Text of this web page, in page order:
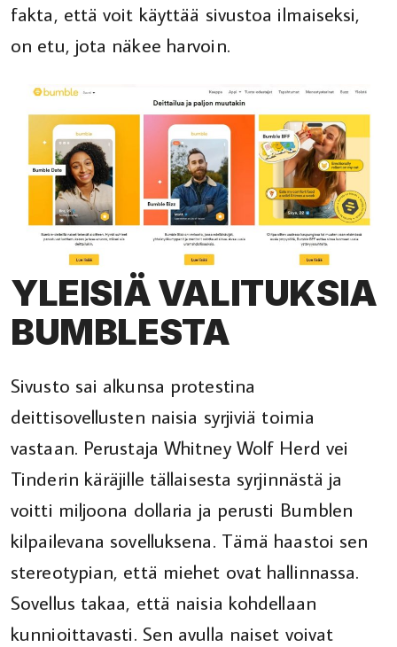
fakta, että voit käyttää sivustoa ilmaiseksi,
on etu, jota näkee harvoin.
YLEISIÄ VALITUKSIA
BUMBLESTA
Sivusto sai alkunsa protestina
deittisovellusten naisia syrjiviä toimia
vastaan. Perustaja Whitney Wolf Herd vei
Tinderin käräjille tällaisesta syrjinnästä ja
voitti miljoona dollaria ja perusti Bumblen
kilpailevana sovelluksena. Tämä haastoi sen
stereotypian, että miehet ovat hallinnassa.
Sovellus takaa, että naisia kohdellaan
kunnioittavasti. Sen avulla naiset voivat